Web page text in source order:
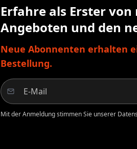
Erfahre als Erster
Angeboten und den
Neue Abonnenten erhalten
Bestellung.
Mit der Anmeldung stimmen Sie unserer